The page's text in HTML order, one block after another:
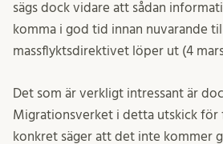
sägs dock vidare att sådan
komma i god tid innan nuvarande
massflyktsdirektivet löper ut (4
Det som är verkligt intressant är
Migrationsverket i detta utskick för
konkret säger att det inte kommer